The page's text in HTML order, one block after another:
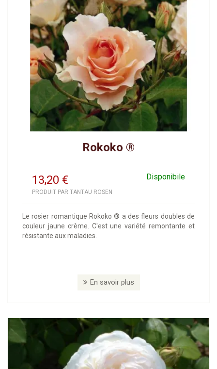
Rokoko ®
13,20 Disponibile
€
PRODUIT PAR TANTAU ROSEN
Le rosier romantique Rokoko ® a des fleurs doubles de
couleur jaune crème. C'est une variété remontante et
résistante aux maladies.
En savoir plus